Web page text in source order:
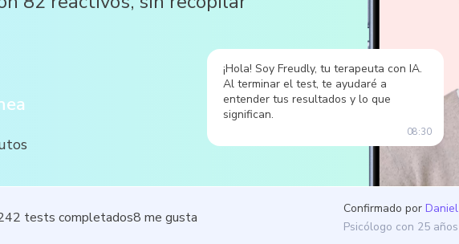
¡Hola! Soy Freudly, tu terapeuta con IA.
Al terminar el test, te ayudaré a
entender tus resultados y lo que
significan.
08:30
tests completados8 me gusta
Confirmado por
Psicólogo con 25